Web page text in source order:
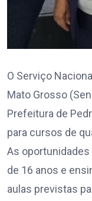
O Serviço
Mato Grosso
Prefeitura de
para cursos de
As
de 16 anos e
aulas previstas